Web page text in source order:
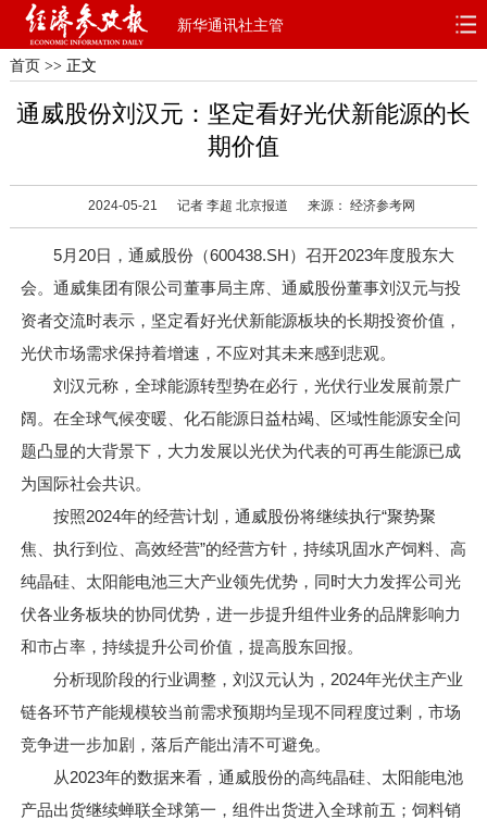
新华通讯社主管
首页 深度 思想
财智
电子报
首页 >> 正文
通威股份刘汉元：坚定看好光伏新能源的长
期价值
2024-05-21 记者 李超 北京报道 来源： 经济参考网
5月20日，通威股份（600438.SH）召开2023年度股东大
会。通威集团有限公司董事局主席、通威股份董事刘汉元与投
资者交流时表示，坚定看好光伏新能源板块的长期投资价值，
光伏市场需求保持着增速，不应对其未来感到悲观。
刘汉元称，全球能源转型势在必行，光伏行业发展前景广
阔。在全球气候变暖、化石能源日益枯竭、区域性能源安全问
题凸显的大背景下，大力发展以光伏为代表的可再生能源已成
为国际社会共识。
按照2024年的经营计划，通威股份将继续执行“聚势聚
焦、执行到位、高效经营”的经营方针，持续巩固水产饲料、高
纯晶硅、太阳能电池三大产业领先优势，同时大力发挥公司光
伏各业务板块的协同优势，进一步提升组件业务的品牌影响力
和市占率，持续提升公司价值，提高股东回报。
分析现阶段的行业调整，刘汉元认为，2024年光伏主产业
链各环节产能规模较当前需求预期均呈现不同程度过剩，市场
竞争进一步加剧，落后产能出清不可避免。
从2023年的数据来看，通威股份的高纯晶硅、太阳能电池
产品出货继续蝉联全球第一，组件出货进入全球前五；饲料销